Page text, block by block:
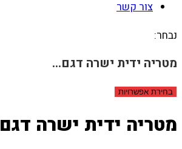
צור קשר
נבחר:
מטריה ידית ישרה דגם…
בחירת אפשרויות
מטריה ידית ישרה דגם AZ614